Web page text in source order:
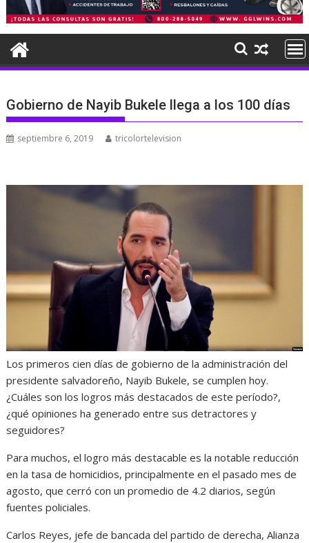
Gobierno de Nayib Bukele llega a los 100 días
septiembre 6, 2019 tricolortelevision
Los primeros cien días de gobierno de la administración del
presidente salvadoreño, Nayib Bukele, se cumplen hoy.
¿Cuáles son los logros más destacados de este período?,
¿qué opiniones ha generado entre sus detractores y
seguidores?
Para muchos, el logro más destacable es la notable reducción
en la tasa de homicidios, principalmente en el pasado mes de
agosto, que cerró con un promedio de 4.2 diarios, según
fuentes policiales.
Carlos Reyes, jefe de bancada del partido de derecha, Alianza